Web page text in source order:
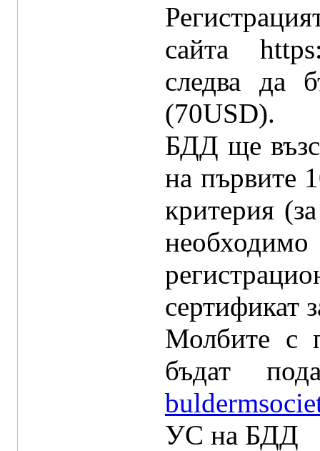
сайта
следва да
(70USD).
БДД ще
на първите
критерия
необходимо
сертификат
Молбите с
бъдат
УС на БДД